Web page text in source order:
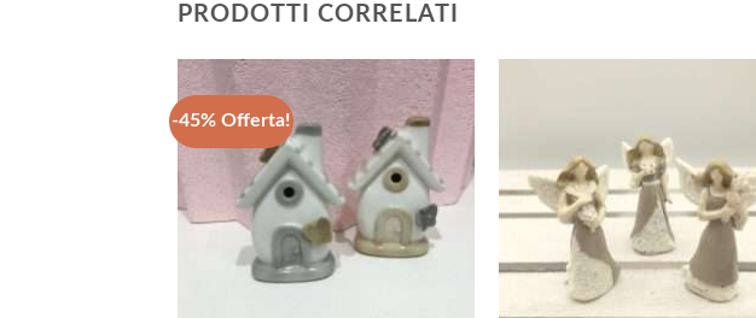
PRODOTTI CORRELATI
-45% Offerta!